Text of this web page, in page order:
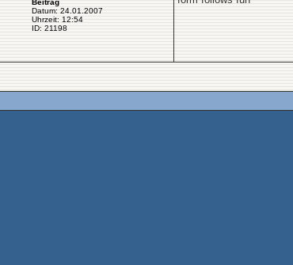
Beitrag
Datum: 24.01.2007
Uhrzeit: 12:54
ID: 21198